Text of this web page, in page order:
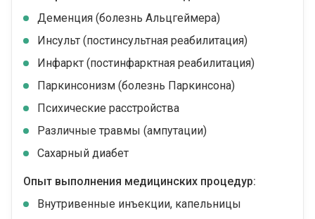
Деменция (болезнь Альцгеймера)
Инсульт (постинсультная реабилитация)
Инфаркт (постинфарктная реабилитация)
Паркинсонизм (болезнь Паркинсона)
Психические расстройства
Различные травмы (ампутации)
Сахарный диабет
Опыт выполнения медицинских процедур:
Внутривенные инъекции, капельницы